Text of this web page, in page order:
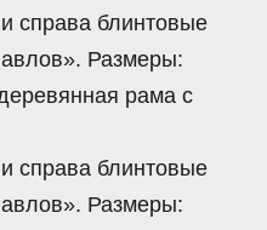
справа блинтовые
Размеры:
рама с
справа блинтовые
Размеры: